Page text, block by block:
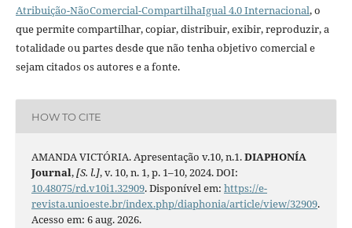
Atribuição-NãoComercial-CompartilhaIgual 4.0 Internacional, o
que permite compartilhar, copiar, distribuir, exibir, reproduzir, a
totalidade ou partes desde que não tenha objetivo comercial e
sejam citados os autores e a fonte.
HOW TO CITE
AMANDA VICTÓRIA. Apresentação v.10, n.1.DIAPHONÍA
Journal,[S. l.], v. 10, n. 1, p. 1–10, 2024. DOI:
10.48075/rd.v10i1.32909. Disponível em: https://e-
revista.unioeste.br/index.php/diaphonia/article/view/32909.
Acesso em: 6 aug. 2026.